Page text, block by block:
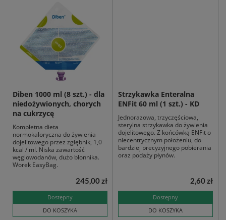
Diben 1000 ml (8 szt.) - dla
niedożywionych, chorych
na cukrzycę
Kompletna dieta
normokaloryczna do żywienia
dojelitowego przez zgłębnik, 1,0
kcal / ml. Niska zawartość
węglowodanów, dużo błonnika.
Worek EasyBag.
Dostępny
DO KOSZYKA
245,00 zł
Strzykawka Enteralna
ENFit 60 ml (1 szt.) - KD
Jednorazowa, trzyczęściowa,
sterylna strzykawka do żywienia
dojelitowego. Z końcówką ENFit o
niecentrycznym położeniu, do
bardziej precyzyjnego pobierania
oraz podaży płynów.
Dostępny
DO KOSZYKA
2,60 zł